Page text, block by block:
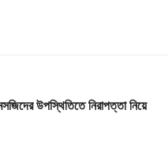
উপস্থিতিতে নিরাপত্তা নিয়ে